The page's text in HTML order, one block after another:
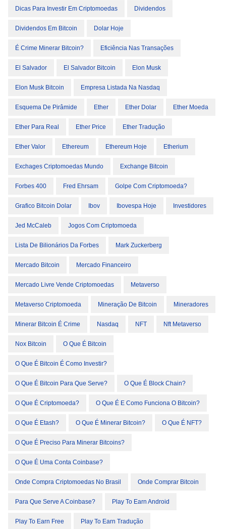
Dicas Para Investir Em Criptomoedas Dividendos
Dividendos Em Bitcoin Dolar Hoje
É Crime Minerar Bitcoin? Eficiência Nas Transações
El Salvador El Salvador Bitcoin Elon Musk
Elon Musk Bitcoin Empresa Listada Na Nasdaq
Esquema De Pirâmide Ether Ether Dolar Ether Moeda
Ether Para Real Ether Price Ether Tradução
Ether Valor Ethereum Ethereum Hoje Etherium
Exchages Criptomoedas Mundo Exchange Bitcoin
Forbes 400 Fred Ehrsam Golpe Com Criptomoeda?
Grafico Bitcoin Dolar Ibov Ibovespa Hoje Investidores
Jed McCaleb Jogos Com Criptomoeda
Lista De Bilionários Da Forbes Mark Zuckerberg
Mercado Bitcoin Mercado Financeiro
Mercado Livre Vende Criptomoedas Metaverso
Metaverso Criptomoeda Mineração De Bitcoin Mineradores
Minerar Bitcoin É Crime Nasdaq NFT Nft Metaverso
Nox Bitcoin O Que É Bitcoin
O Que É Bitcoin É Como Investir?
O Que É Bitcoin Para Que Serve? O Que É Block Chain?
O Que É Criptomoeda? O Que É E Como Funciona O Bitcoin?
O Que É Etash? O Que É Minerar Bitcoin? O Que É NFT?
O Que É Preciso Para Minerar Bitcoins?
O Que É Uma Conta Coinbase?
Onde Compra Criptomoedas No Brasil Onde Comprar Bitcoin
Para Que Serve A Coinbase? Play To Earn Android
Play To Earn Free Play To Earn Tradução